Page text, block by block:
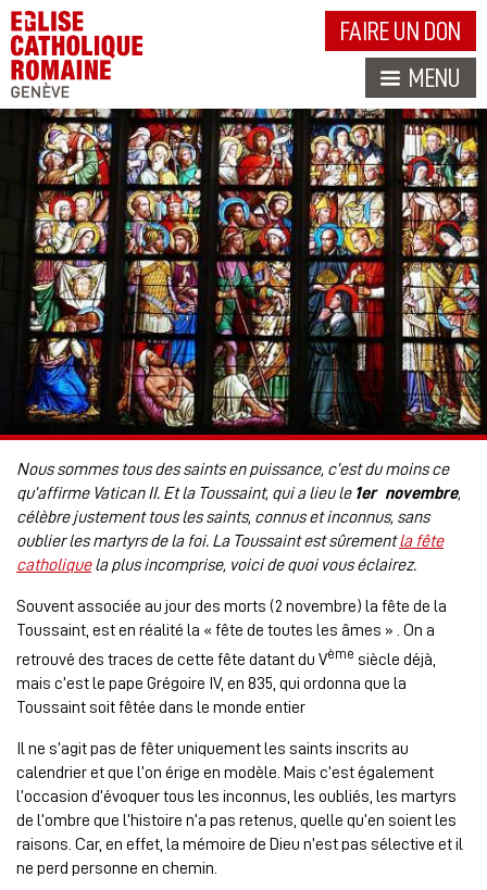
FAIRE UN DON
MENU
Nous sommes tous des saints en puissance, c’est du moins ce
qu’affirme Vatican II. Et la Toussaint, qui a lieu le 1er novembre,
célèbre justement tous les saints, connus et inconnus, sans
oublier les martyrs de la foi. La Toussaint est sûrementla fête
catholiquela plus incomprise, voici de quoi vous éclairez.
Souvent associée au jour des morts (2 novembre) la fête de la
Toussaint, est en réalité la « fête de toutes les âmes » . On a
retrouvé des traces de cette fête datant du Vème siècle déjà,
mais c’est le pape Grégoire IV, en 835, qui ordonna que la
Toussaint soit fêtée dans le monde entier
Il ne s’agit pas de fêter uniquement les saints inscrits au
calendrier et que l’on érige en modèle. Mais c’est également
l’occasion d’évoquer tous les inconnus, les oubliés, les martyrs
de l’ombre que l’histoire n’a pas retenus, quelle qu’en soient les
raisons. Car, en effet, la mémoire de Dieu n’est pas sélective et il
ne perd personne en chemin.